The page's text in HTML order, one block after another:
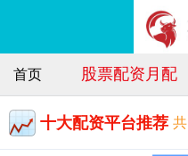
首页 股票配资月配
十大配资平台推荐 共